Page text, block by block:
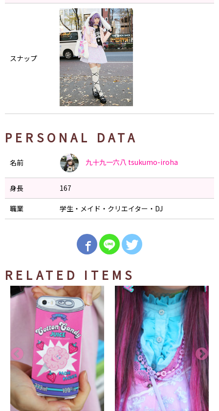
スナップ
PERSONAL DATA
名前 九十九一六八 tsukumo-iroha
身長 167
職業 学生・メイド・クリエイター・DJ
RELATED ITEMS